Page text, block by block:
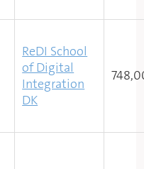
ReDI School
of Digital
Integration
DK